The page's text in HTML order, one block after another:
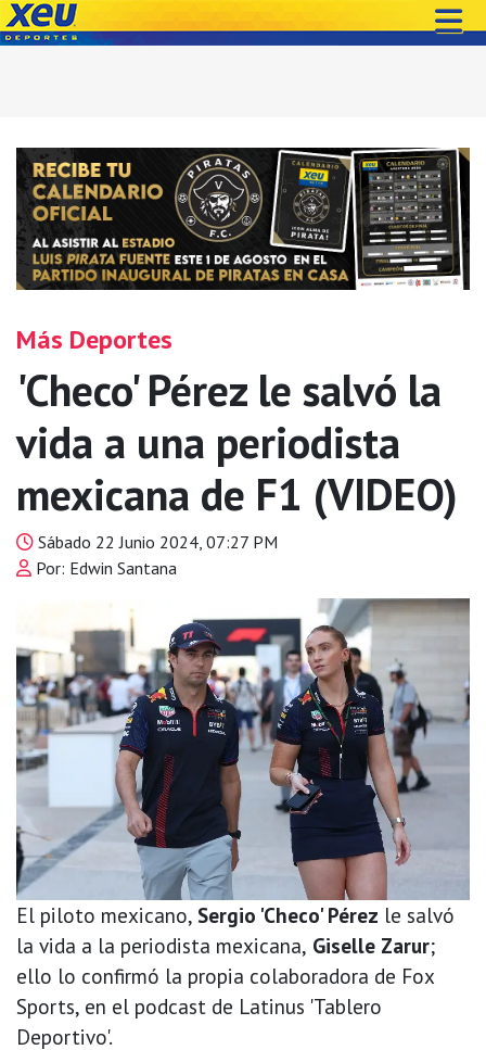
Más Deportes
'Checo' Pérez le salvó la
vida a una periodista
mexicana de F1 (VIDEO)
Sábado 22 Junio 2024, 07:27 PM
Por: Edwin Santana
El piloto mexicano, Sergio 'Checo' Pérez le salvó
la vida a la periodista mexicana, Giselle Zarur;
ello lo confirmó la propia colaboradora de Fox
Sports, en el podcast de Latinus 'Tablero
Deportivo'.